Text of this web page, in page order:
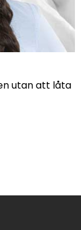
utan att låta